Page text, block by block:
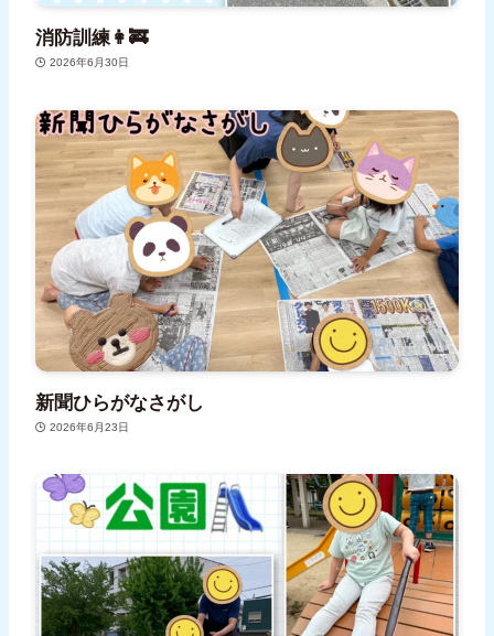
消防訓練👩‍🚒
2026年6月30日
新聞ひらがなさがし
2026年6月23日